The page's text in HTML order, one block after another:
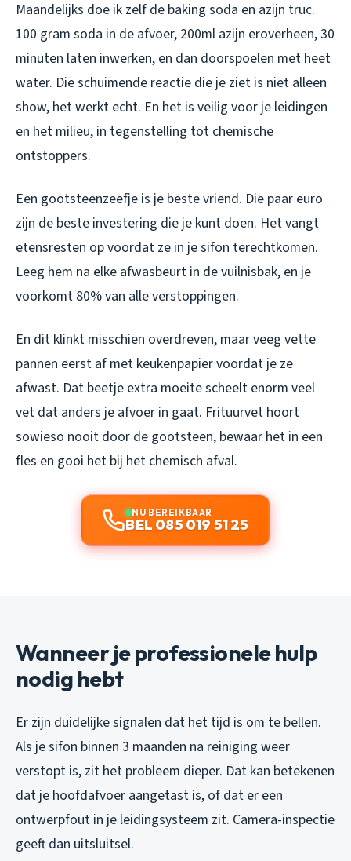
Maandelijks doe ik zelf de baking soda en azijn truc.
100 gram soda in de afvoer, 200ml azijn eroverheen, 30
minuten laten inwerken, en dan doorspoelen met heet
water. Die schuimende reactie die je ziet is niet alleen
show, het werkt echt. En het is veilig voor je leidingen
en het milieu, in tegenstelling tot chemische
ontstoppers.
Een gootsteenzeefje is je beste vriend. Die paar euro
zijn de beste investering die je kunt doen. Het vangt
etensresten op voordat ze in je sifon terechtkomen.
Leeg hem na elke afwasbeurt in de vuilnisbak, en je
voorkomt 80% van alle verstoppingen.
En dit klinkt misschien overdreven, maar veeg vette
pannen eerst af met keukenpapier voordat je ze
afwast. Dat beetje extra moeite scheelt enorm veel
vet dat anders je afvoer in gaat. Frituurvet hoort
sowieso nooit door de gootsteen, bewaar het in een
fles en gooi het bij het chemisch afval.
NU BEREIKBAAR
BEL 085 019 51 25
Wanneer je professionele hulp
nodig hebt
Er zijn duidelijke signalen dat het tijd is om te bellen.
Als je sifon binnen 3 maanden na reiniging weer
verstopt is, zit het probleem dieper. Dat kan betekenen
dat je hoofdafvoer aangetast is, of dat er een
ontwerpfout in je leidingsysteem zit. Camera-inspectie
geeft dan uitsluitsel.